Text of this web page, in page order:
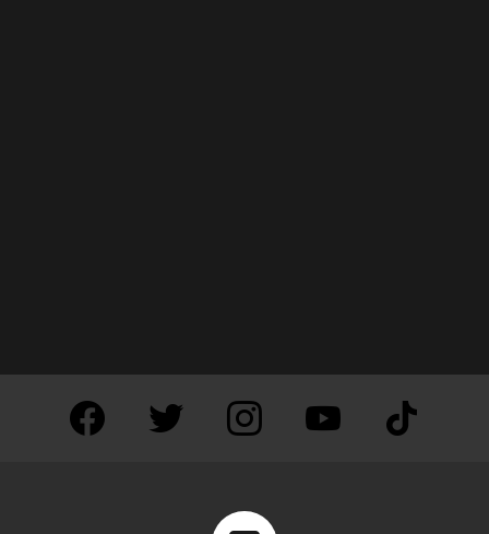
facebook twitter instagram youtube tiktok